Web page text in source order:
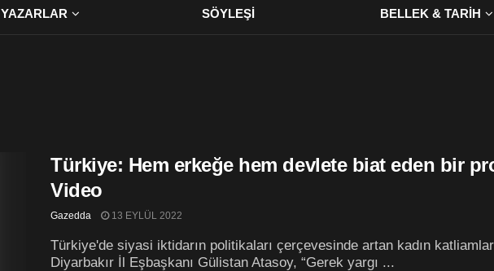
YAZARLAR SÖYLEŞİ BELLEK & TARİH
Türkiye: Hem erkeğe hem devlete biat eden bir
Video
Gazedda 13 EYLÜL 2022
Türkiye'de siyasi iktidarın politikaları çerçevesinde artan kadın
Diyarbakır İl Eşbaşkanı Gülistan Atasoy, “Gerek yargı ...